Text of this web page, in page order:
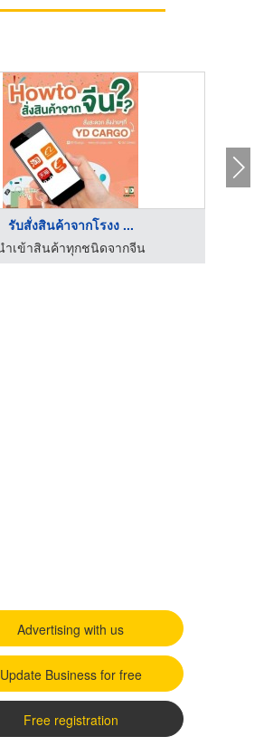
รับสั่งสินค้าจากโรงง ...
ำเข้าสินค้าทุกชนิดจากจีน
Advertising with us
Update Business for free
Free registration